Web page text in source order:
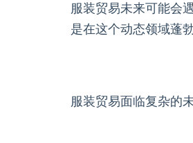
服装贸易未来可能会
是在这个动态领域蓬
服装贸易面临复杂的